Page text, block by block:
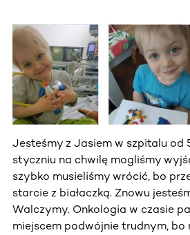
Jesteśmy z Jasiem w szpitalu od
styczniu na chwilę mogliśmy
szybko musieliśmy wrócić, bo
starcie z białaczką. Znowu
Walczymy. Onkologia w czasie
miejscem podwójnie trudnym, bo